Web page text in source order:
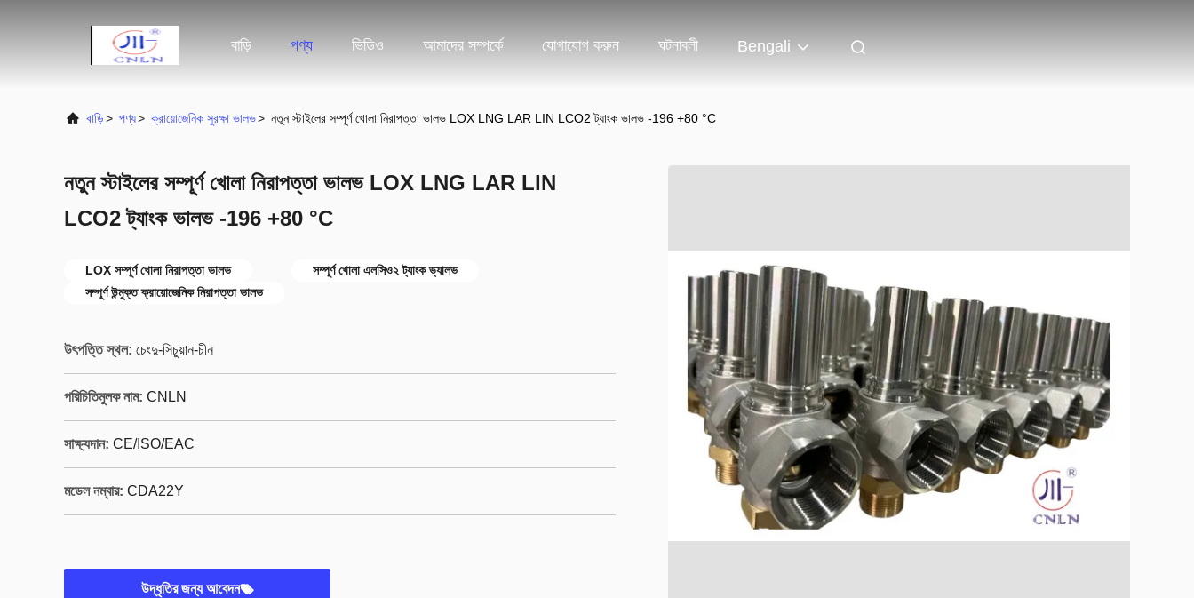
বাড়ি পণ্য ভিডিও আমাদের সম্পর্কে যোগাযোগ করুন ঘটনাবলী Bengali
বাড়ি> পণ্য> ক্রায়োজেনিক সুরক্ষা ভালভ> নতুন স্টাইলের সম্পূর্ণ খোলা নিরাপত্তা ভালভ LOX LNG LAR LIN LCO2 ট্যাংক ভালভ -196 +80 °C
নতুন স্টাইলের সম্পূর্ণ খোলা নিরাপত্তা ভালভ LOX LNG LAR LIN
LCO2 ট্যাংক ভালভ -196 +80 °C
LOX সম্পূর্ণ খোলা নিরাপত্তা ভালভ
সম্পূর্ণ খোলা এলসিও২ ট্যাংক ভ্যালভ
সম্পূর্ণ উন্মুক্ত ক্রায়োজেনিক নিরাপত্তা ভালভ
উৎপত্তি স্থল: চেংদু-সিচুয়ান-চীন
পরিচিতিমুলক নাম: CNLN
সাক্ষ্যদান: CE/ISO/EAC
মডেল নম্বার: CDA22Y
উদ্ধৃতির জন্য আবেদন